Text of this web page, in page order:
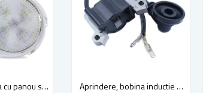
Aplica plafoniera cu panou solar, 60W, lumina alb rece + alb cald combinat, ip44, telecomanda Kit iluminat portabil LED cu 2 becuri/proiector, panou solar si baterie 4000 mAh pentru pescuit camping GD-8077
Aprindere, bobina inductie motocoasa chinezeasca TL43 TL 52, Ruris Dac 210, Dac 310